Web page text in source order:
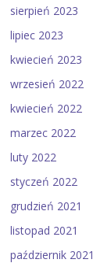
sierpień 2023
lipiec 2023
kwiecień 2023
wrzesień 2022
kwiecień 2022
marzec 2022
luty 2022
styczeń 2022
grudzień 2021
listopad 2021
październik 2021